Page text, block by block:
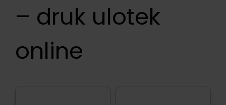
– druk ulotek
online